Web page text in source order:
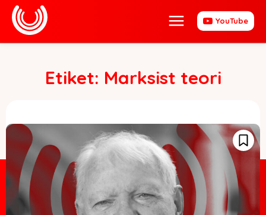
YouTube
Etiket: Marksist teori